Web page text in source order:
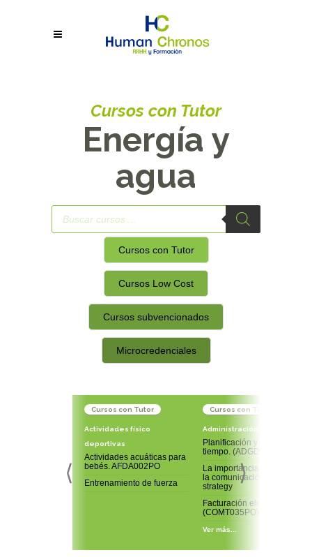
Cursos con Tutor
Energía y
agua
Búsqueda
productos
Cursos con Tutor
Cursos Low Cost
Cursos subvencionados
Microcredenciales
Cursos con Tutor
Actividades físico
deportivas
Actividades acuáticas para
bebés. AFDA002PO
Entrenamiento de fuerza
Cursos con Tutor
Administración y gestión
Planificación y gestión del
tiempo. (ADGD207PO)
La importancia de planear
la comunicación: Net
strategy
Facturación electrónica
(COMT035PO)
Ver más...
⟨ ⟩